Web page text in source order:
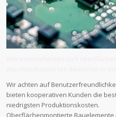
Wir achten auf
bieten kooperativen Kunden die
niedrigsten Produktionskosten.
Oberflächenmontierte Bauelemente